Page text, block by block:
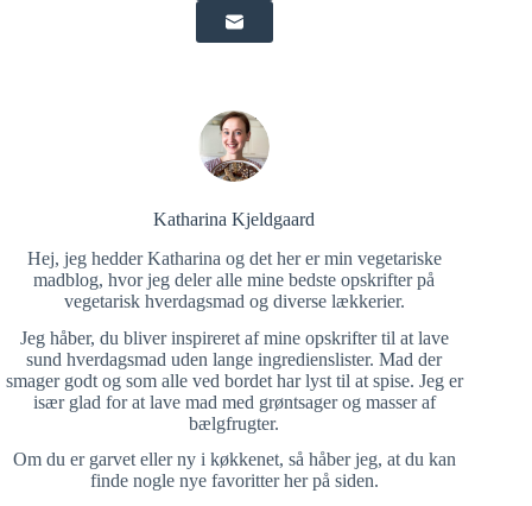
Katharina Kjeldgaard
Hej, jeg hedder Katharina og det her er min vegetariske
madblog, hvor jeg deler alle mine bedste opskrifter på
vegetarisk hverdagsmad og diverse lækkerier.
Jeg håber, du bliver inspireret af mine opskrifter til at lave
sund hverdagsmad uden lange ingredienslister. Mad der
smager godt og som alle ved bordet har lyst til at spise. Jeg er
især glad for at lave mad med grøntsager og masser af
bælgfrugter.
Om du er garvet eller ny i køkkenet, så håber jeg, at du kan
finde nogle nye favoritter her på siden.